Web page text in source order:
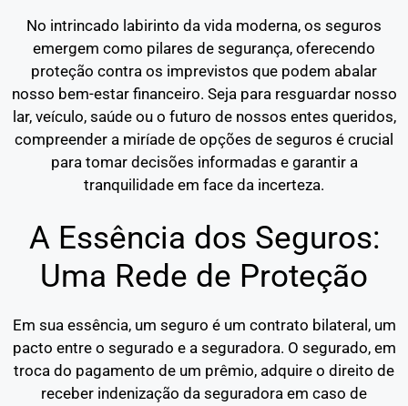
No intrincado labirinto da vida moderna, os seguros
emergem como pilares de segurança, oferecendo
proteção contra os imprevistos que podem abalar
nosso bem-estar financeiro. Seja para resguardar nosso
lar, veículo, saúde ou o futuro de nossos entes queridos,
compreender a miríade de opções de seguros é crucial
para tomar decisões informadas e garantir a
tranquilidade em face da incerteza.
A Essência dos Seguros:
Uma Rede de Proteção
Em sua essência, um seguro é um contrato bilateral, um
pacto entre o segurado e a seguradora. O segurado, em
troca do pagamento de um prêmio, adquire o direito de
receber indenização da seguradora em caso de